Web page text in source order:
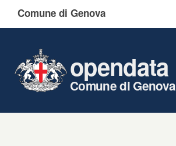
Comune di Genova
opendata
Comune di Genova